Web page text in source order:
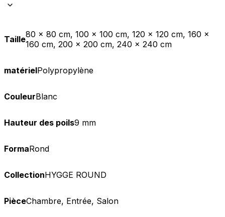
Taille80 x 80 cm, 100 x 100 cm, 120 x 120 cm, 160 x
160 cm, 200 x 200 cm, 240 x 240 cm
matérielPolypropylène
CouleurBlanc
Hauteur des poils9 mm
FormaRond
CollectionHYGGE ROUND
PièceChambre, Entrée, Salon